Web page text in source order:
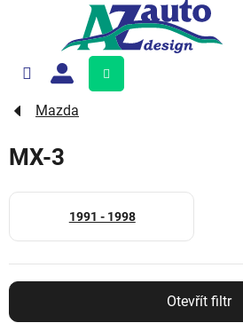
Nákupní
košík
Mazda
MX-3
1991 - 1998
Otevřít filtr